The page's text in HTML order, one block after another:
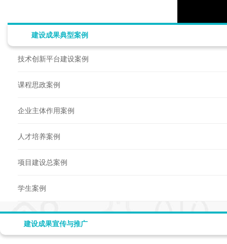
建设成果典型案例
技术创新平台建设案例
课程思政案例
企业主体作用案例
人才培养案例
项目建设总案例
学生案例
建设成果宣传与推广